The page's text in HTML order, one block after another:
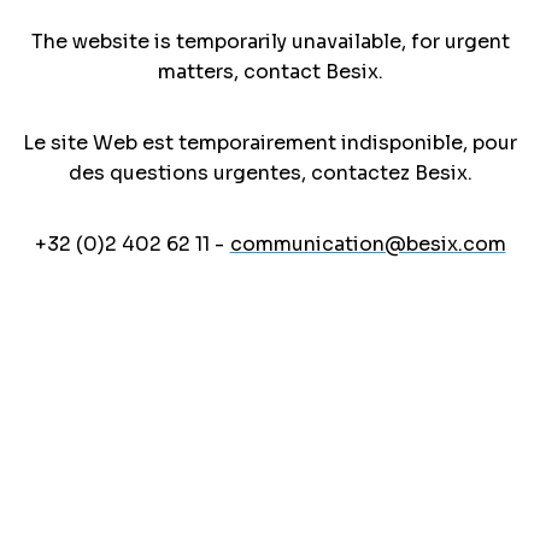
The website is temporarily unavailable, for urgent
matters, contact Besix.
Le site Web est temporairement indisponible, pour
des questions urgentes, contactez Besix.
+32 (0)2 402 62 11 - communication@besix.com